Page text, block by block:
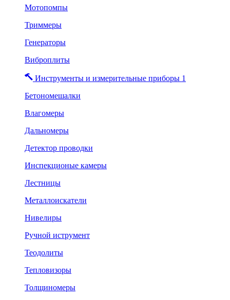
Мотопомпы
Триммеры
Генераторы
Виброплиты
Инструменты и измерительные приборы 1
Бетономешалки
Влагомеры
Дальномеры
Детектор проводки
Инспекционые камеры
Лестницы
Металлоискатели
Нивелиры
Ручной иструмент
Теодолиты
Тепловизоры
Толщиномеры